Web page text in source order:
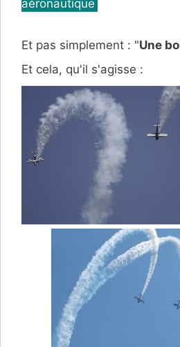
aéronautique
Et pas simplement : "Une
Et cela, qu'il s'agisse :